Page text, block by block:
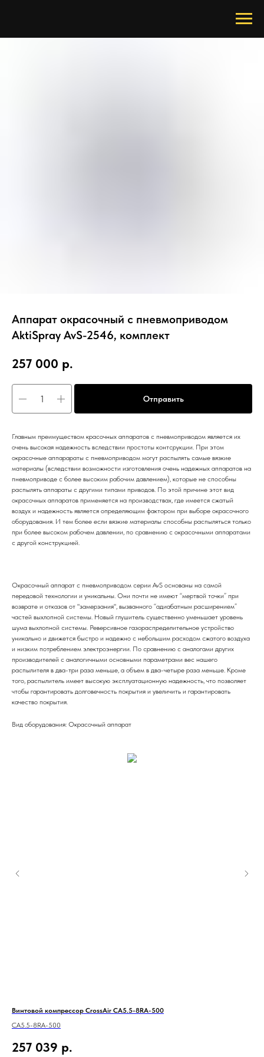
Аппарат окрасочный с пневмоприводом
AktiSpray AvS-2546, комплект
257 000 р.
Отправить
Главным преимуществом красочных аппаратов с пневмоприводом является их
очень высокая надежность вследствии простоты контсрукции. При этом
окрасочные аппарараты с пневмоприводом могут распылять самые вязкие
материалы (вследствии возможности изготовления очень надежных аппаратов на
пневмоприводе с более высоким рабочим давлением), которые не способны
распылять аппараты с другими типами приводов. По этой причине этот вид
окрасочных аппаратов применяется на производствах, где имеется сжатый
воздух и надежность является определяющим фактором при выборе окрасочного
оборудования. И тем более если вязкие материалы способны распыляться только
при более высоком рабочем давлении, по сравнению с окрасочными аппаратами
с другой конструкцией.
Окрасочный аппарат с пневмоприводом серии AvS основаны на самой
передовой технологии и уникальны. Они почти не имеют “мертвой точки” при
возврате и отказов от "замерзания", вызванного “адиабатным расширением”
частей выхлопной системы. Новый глушитель существенно уменьшает уровень
шума выхлопной системы. Реверсивное газораспределительное устройство
уникально и движется быстро и надежно с небольшим расходом сжатого воздуха
и низким потреблением электроэнергии. По сравнению с аналогами других
производителей с аналогичными основными параметрами вес нашего
распылителя в два-три раза меньше, а объем в два-четыре раза меньше. Кроме
того, распылитель имеет высокую эксплуатационную надежность, что позволяет
чтобы гарантировать долговечность покрытия и увеличить и гарантировать
качество покрытия.
Вид оборудования: Окрасочный аппарат
Винтовой компрессор CrossAir CA5.5-8RA-500
CA5.5-8RA-500
257 039 р.